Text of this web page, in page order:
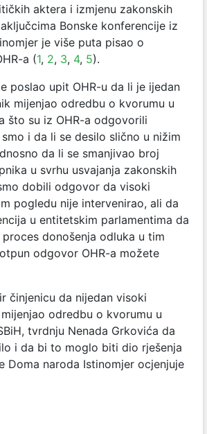
aktera i izmjenu zakonskih
Bonske konferencije iz
je više puta pisao o
a (1, 2, 3, 4, 5).
poslao upit OHR-u da li je ijedan
mijenjao odredbu o kvorumu u
što su iz OHR-a odgovorili
i da li se desilo slično u nižim
da li se smanjivao broj
u svrhu usvajanja zakonskih
dobili odgovor da visoki
pogledu nije intervenirao, ali da
u entitetskim parlamentima da
donošenja odluka u tim
odgovor OHR-a možete
činjenicu da nijedan visoki
odredbu o kvorumu u
tvrdnju Nenada Grkovića da
i da bi to moglo biti dio rješenja
Doma naroda Istinomjer ocjenjuje